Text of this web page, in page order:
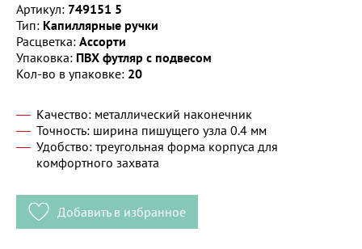
Артикул: 749151 5
Тип: Капиллярные ручки
Расцветка: Ассорти
Упаковка: ПВХ футляр с подвесом
Кол-во в упаковке: 20
Качество: металлический наконечник
Точность: ширина пишущего узла 0.4 мм
Удобство: треугольная форма корпуса для
комфортного захвата
Добавить в избранное